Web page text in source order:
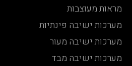
מראות מעוצבות
מערכות ישיבה פינתיות
מערכות ישיבה מעור
מערכות ישיבה מבד